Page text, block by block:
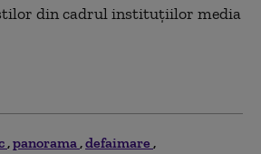
din cadrul instituţiilor media
panorama defaimare